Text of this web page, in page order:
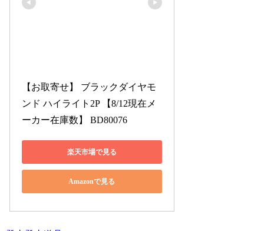
【お取寄せ】 ブラックダイヤモ
ンド ハイライト2P 【8/12現在メ
ーカー在庫数】 BD80076
楽天市場で見る
Amazonで見る